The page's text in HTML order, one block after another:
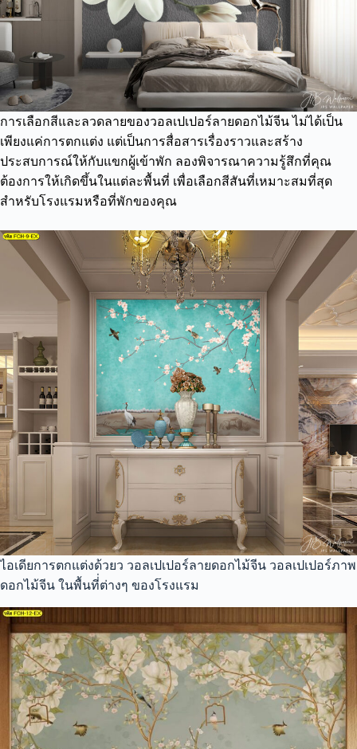
การเลือกสีและลวดลายของวอลเปเปอร์ลายดอกไม้จีน ไม่ได้เป็น
เพียงแค่การตกแต่ง แต่เป็นการสื่อสารเรื่องราวและสร้าง
ประสบการณ์ให้กับแขกผู้เข้าพัก ลองพิจารณาความรู้สึกที่คุณ
ต้องการให้เกิดขึ้นในแต่ละพื้นที่ เพื่อเลือกสีสันที่เหมาะสมที่สุด
สำหรับโรงแรมหรือที่พักของคุณ
ไอเดียการตกแต่งด้วยว วอลเปเปอร์ลายดอกไม้จีน วอลเปเปอร์ภาพ
ดอกไม้จีน ในพื้นที่่ต่างๆ ของโรงแรม